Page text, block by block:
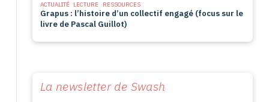
ACTUALITÉ LECTURE RESSOURCES
Grapus : l’histoire d’un collectif engagé (focus sur le
livre de Pascal Guillot)
La newsletter de Swash